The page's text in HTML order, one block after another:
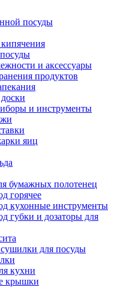
посуды
и аксессуары
продуктов
и инструменты
яиц
бумажных полотенец
горячее
кухонные инструменты
губки и дозаторы для
для посуды
кухни
крышки